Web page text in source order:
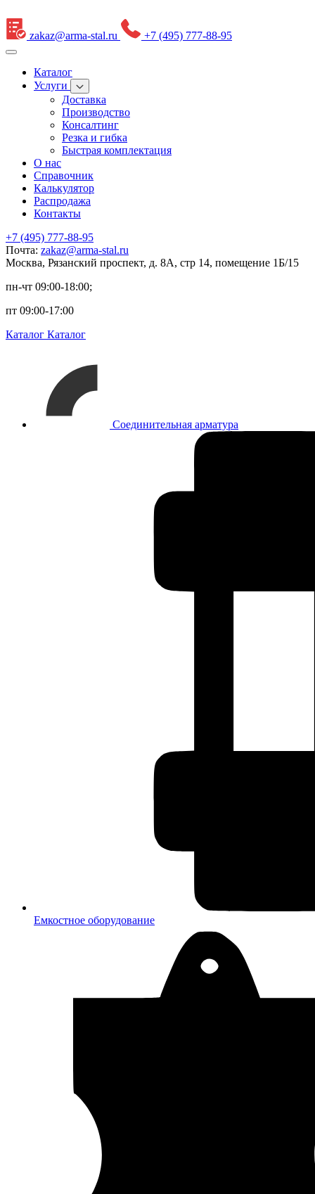
zakaz@arma-stal.ru +7 (495) 777-88-95
Каталог
Услуги
Доставка
Производство
Консалтинг
Резка и гибка
Быстрая комплектация
О нас
Справочник
Калькулятор
Распродажа
Контакты
+7 (495) 777-88-95
Почта: zakaz@arma-stal.ru
Москва, Рязанский проспект, д. 8А, стр 14, помещение 1Б/15
пн-чт 09:00-18:00;
пт 09:00-17:00
Каталог Каталог
Соединительная арматура
Емкостное оборудование